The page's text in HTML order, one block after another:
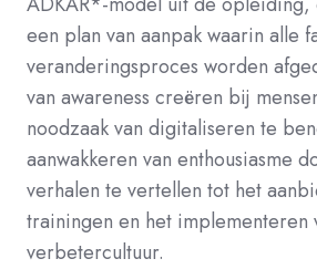
een plan van aanpak waarin alle
veranderingsproces worden
van awareness creëren bij
noodzaak van digitaliseren te
aanwakkeren van enthousiasme
verhalen te vertellen tot het
trainingen en het implementeren
verbetercultuur.